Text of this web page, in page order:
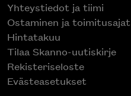
Yhteystiedot ja tiimi
Ostaminen ja toimitusajat
Hintatakuu
Tilaa Skanno-uutiskirje
Rekisteriseloste
Evästeasetukset